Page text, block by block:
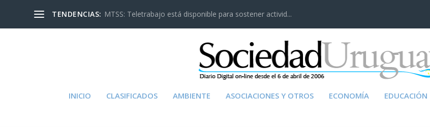
TENDENCIAS: MTSS: Teletrabajo está disponible para sostener activid...
INICIO CLASIFICADOS AMBIENTE ASOCIACIONES Y OTROS ECONOMÍA EDUCACIÓN